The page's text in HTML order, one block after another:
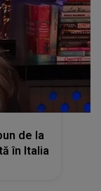
de la
în Italia